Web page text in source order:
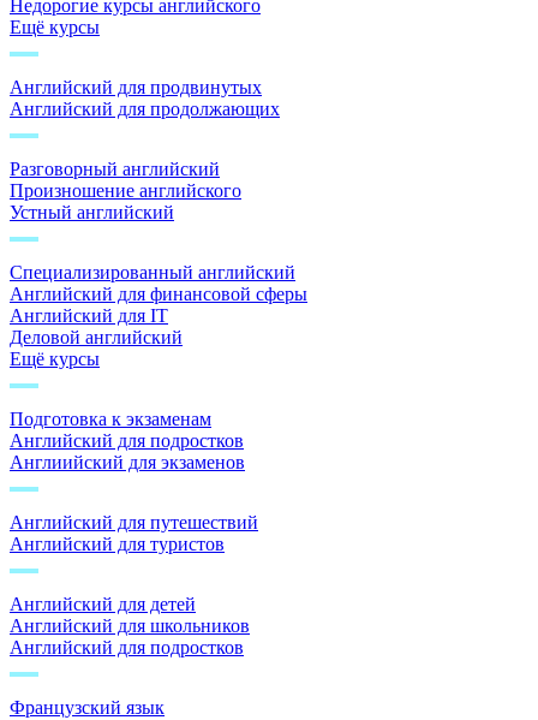
Недорогие курсы английского
Ещё курсы
Английский для продвинутых
Английский для продолжающих
Разговорный английский
Произношение английского
Устный английский
Специализированный английский
Английский для финансовой сферы
Английский для IT
Деловой английский
Ещё курсы
Подготовка к экзаменам
Английский для подростков
Англиийский для экзаменов
Английский для путешествий
Английский для туристов
Английский для детей
Английский для школьников
Английский для подростков
Французский язык